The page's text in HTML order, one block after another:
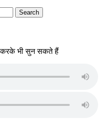
Search
करके भी सुन सकते हैं